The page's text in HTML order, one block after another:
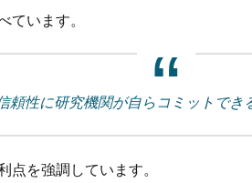
います。
頼性に研究機関が自らコミットでき
を強調しています。